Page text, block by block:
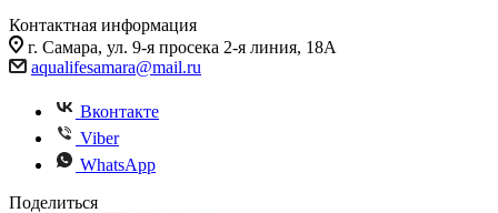
Контактная информация
г. Самара, ул. 9-я просека 2-я линия, 18А
aqualifesamara@mail.ru
Вконтакте
Viber
WhatsApp
Поделиться